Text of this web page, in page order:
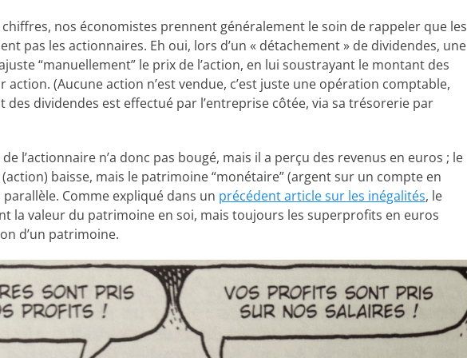
chiffres, nos économistes prennent généralement le soin de rappeler que les
pas les actionnaires. Eh oui, lors d’un « détachement » de dividendes, une
“manuellement” le prix de l’action, en lui soustrayant le montant des
action. (Aucune action n’est vendue, c’est juste une opération comptable,
des dividendes est effectué par l’entreprise côtée, via sa trésorerie par
l’actionnaire n’a donc pas bougé, mais il a perçu des revenus en euros ; le
baisse, mais le patrimoine “monétaire” (argent sur un compte en
Comme expliqué dans un précédent article sur les inégalités, le
la valeur du patrimoine en soi, mais toujours les superprofits en euros
d’un patrimoine.